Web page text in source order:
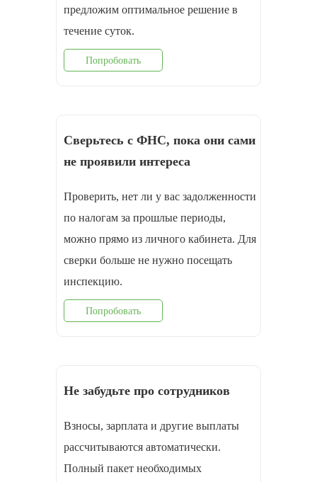
предложим оптимальное решение в
течение суток.
Попробовать
Сверьтесь с ФНС, пока они сами
не проявили интереса
Проверить, нет ли у вас задолженности
по налогам за прошлые периоды,
можно прямо из личного кабинета. Для
сверки больше не нужно посещать
инспекцию.
Попробовать
Не забудьте про сотрудников
Взносы, зарплата и другие выплаты
рассчитываются автоматически.
Полный пакет необходимых